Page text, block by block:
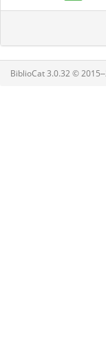
BiblioCat 3.0.32 ©